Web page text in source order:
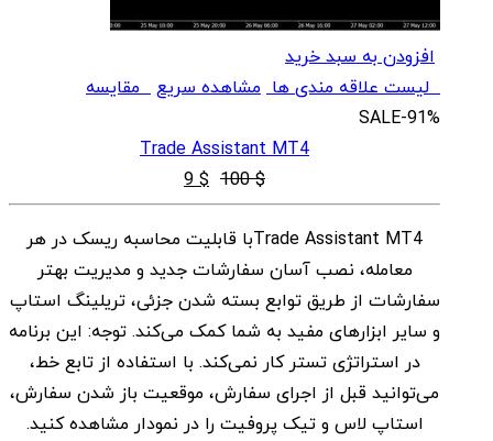
افزودن به سبد خرید
لیست علاقه مندی ها مشاهده سریعمقایسه
SALE-91%
Trade Assistant MT4
$
100
قیمت
اصلی
$ 100
بود.
$
9 قیمت
فعلی
$ 9
است.
Trade Assistant MT4با قابلیت محاسبه ریسک در هر
معامله، نصب آسان سفارشات جدید و مدیریت بهتر
سفارشات از طریق توابع بسته شدن جزئی، تریلینگ استاپ
و سایر ابزارهای مفید به شما کمک می‌کند. توجه: این برنامه
در استراتژی تستر کار نمی‌کند. با استفاده از تابع خط،
می‌توانید قبل از اجرای سفارش، موقعیت باز شدن سفارش،
استاپ ‌لاس و تیک پروفیت را در نمودار مشاهده کنید.